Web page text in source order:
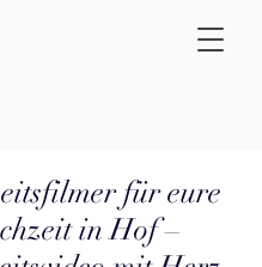
für eure
in Hof –